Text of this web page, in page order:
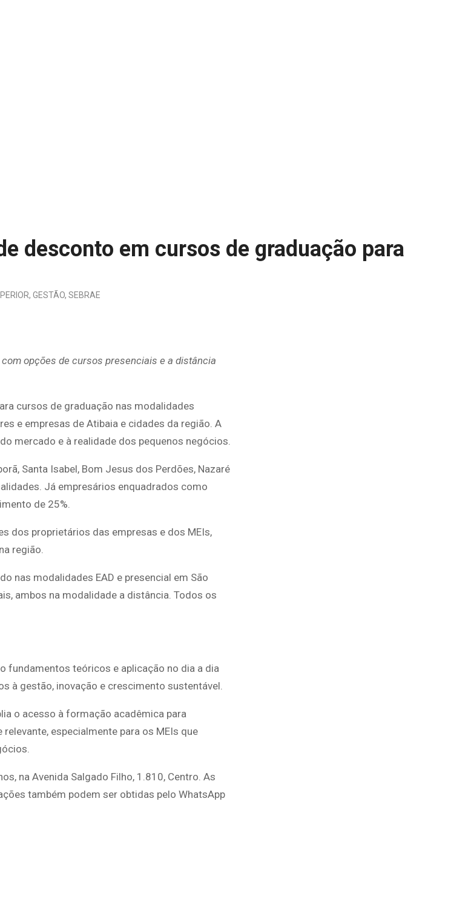
desconto em cursos de graduação para
, GESTÃO, SEBRAE
opções de cursos presenciais e a distância
cursos de graduação nas modalidades
e empresas de Atibaia e cidades da região. A
mercado e à realidade dos pequenos negócios.
Santa Isabel, Bom Jesus dos Perdões, Nazaré
Já empresários enquadrados como
de 25%.
dos proprietários das empresas e dos MEIs,
região.
nas modalidades EAD e presencial em São
ambos na modalidade a distância. Todos os
fundamentos teóricos e aplicação no dia a dia
à gestão, inovação e crescimento sustentável.
o acesso à formação acadêmica para
especialmente para os MEIs que
na Avenida Salgado Filho, 1.810, Centro. As
também podem ser obtidas pelo WhatsApp